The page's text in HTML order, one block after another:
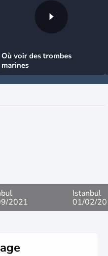
Où voir des trombes
marines
2021
Istanbul
01/02/